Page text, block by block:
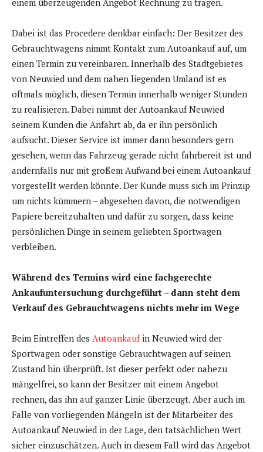
einem überzeugenden Angebot Rechnung zu tragen.
Dabei ist das Procedere denkbar einfach: Der Besitzer des
Gebrauchtwagens nimmt Kontakt zum Autoankauf auf, um
einen Termin zu vereinbaren. Innerhalb des Stadtgebietes
von Neuwied und dem nahen liegenden Umland ist es
oftmals möglich, diesen Termin innerhalb weniger Stunden
zu realisieren. Dabei nimmt der Autoankauf Neuwied
seinem Kunden die Anfahrt ab, da er ihn persönlich
aufsucht. Dieser Service ist immer dann besonders gern
gesehen, wenn das Fahrzeug gerade nicht fahrbereit ist und
andernfalls nur mit großem Aufwand bei einem Autoankauf
vorgestellt werden könnte. Der Kunde muss sich im Prinzip
um nichts kümmern – abgesehen davon, die notwendigen
Papiere bereitzuhalten und dafür zu sorgen, dass keine
persönlichen Dinge in seinem geliebten Sportwagen
verbleiben.
Während des Termins wird eine fachgerechte
Ankaufuntersuchung durchgeführt – dann steht dem
Verkauf des Gebrauchtwagens nichts mehr im Wege
Beim Eintreffen des Autoankaufin Neuwied wird der
Sportwagen oder sonstige Gebrauchtwagen auf seinen
Zustand hin überprüft. Ist dieser perfekt oder nahezu
mängelfrei, so kann der Besitzer mit einem Angebot
rechnen, das ihn auf ganzer Linie überzeugt. Aber auch im
Falle von vorliegenden Mängeln ist der Mitarbeiter des
Autoankauf Neuwied in der Lage, den tatsächlichen Wert
sicher einzuschätzen. Auch in diesem Fall wird das Angebot